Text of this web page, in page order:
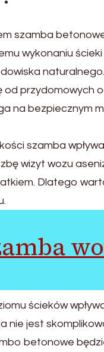
szamba
wykonaniu
naturalnego.
od przydomowych
na bezpiecznym
szamba
wizyt wozu
Dlatego
ścieków
nie jest
betonowe